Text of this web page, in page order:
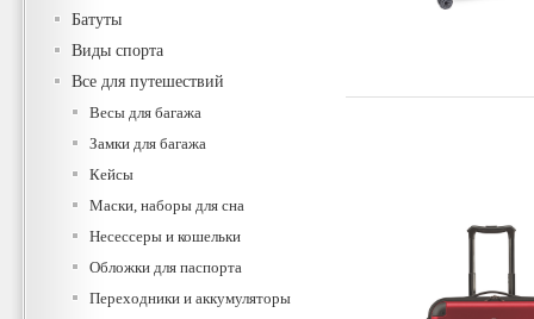
Батуты
Виды спорта
Все для путешествий
Весы для багажа
Замки для багажа
Кейсы
Маски, наборы для сна
Несессеры и кошельки
Обложки для паспорта
Переходники и аккумуляторы